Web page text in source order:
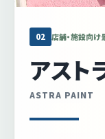
02 店舗・施設向
アスト
ASTRA PAINT